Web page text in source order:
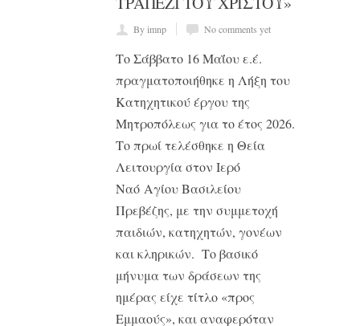
By imnp No comments yet
Το Σάββατο 16 Μαΐου ε.έ.
πραγματοποιήθηκε η Λήξη του
Κατηχητικού έργου της
Μητροπόλεως για το έτος 2026.
Το πρωί τελέσθηκε η Θεία
Λειτουργία στον Ιερό
Ναό Αγίου Βασιλείου
Πρεβέζης, με την συμμετοχή
παιδιών, κατηχητών, γονέων
και κληρικών. Το βασικό
μήνυμα των δράσεων της
ημέρας είχε τίτλο «προς
Εμμαούς», και αναφερόταν